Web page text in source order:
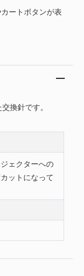
ートボタンが表
換針です。
ェクターへの
ットになって